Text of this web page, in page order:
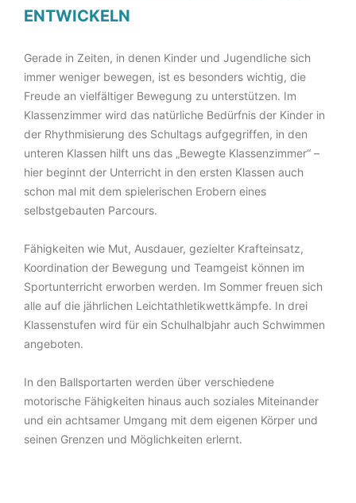
ENTWICKELN
Gerade in Zeiten, in denen Kinder und Jugendliche sich
immer weniger bewegen, ist es besonders wichtig, die
Freude an vielfältiger Bewegung zu unterstützen. Im
Klassenzimmer wird das natürliche Bedürfnis der Kinder in
der Rhythmisierung des Schultags aufgegriffen, in den
unteren Klassen hilft uns das „Bewegte Klassenzimmer“ –
hier beginnt der Unterricht in den ersten Klassen auch
schon mal mit dem spielerischen Erobern eines
selbstgebauten Parcours.
Fähigkeiten wie Mut, Ausdauer, gezielter Krafteinsatz,
Koordination der Bewegung und Teamgeist können im
Sportunterricht erworben werden. Im Sommer freuen sich
alle auf die jährlichen Leichtathletikwettkämpfe. In drei
Klassenstufen wird für ein Schulhalbjahr auch Schwimmen
angeboten.
In den Ballsportarten werden über verschiedene
motorische Fähigkeiten hinaus auch soziales Miteinander
und ein achtsamer Umgang mit dem eigenen Körper und
seinen Grenzen und Möglichkeiten erlernt.